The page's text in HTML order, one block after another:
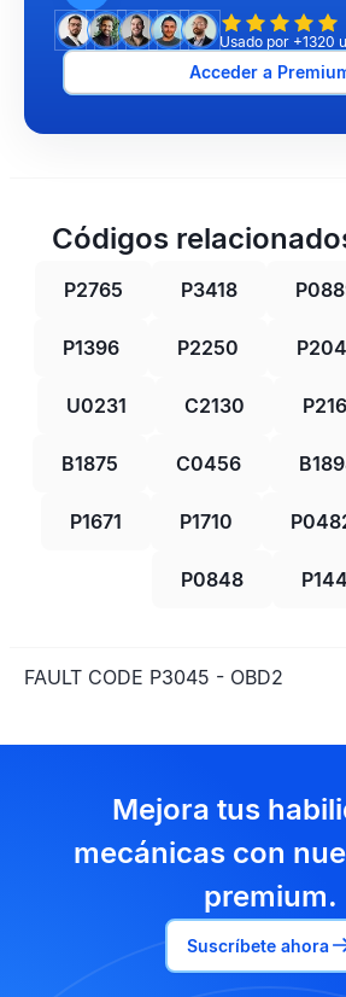
Usado por +1320
Acceder a
Códigos
P2765 P3418
P1396 P2250
U0231 C2130
B1875 C0456
P1671 P1710
P0848
FAULT CODE P3045 - OBD2
Mejora tus
mecánicas con
premium.
Suscríbete ahora